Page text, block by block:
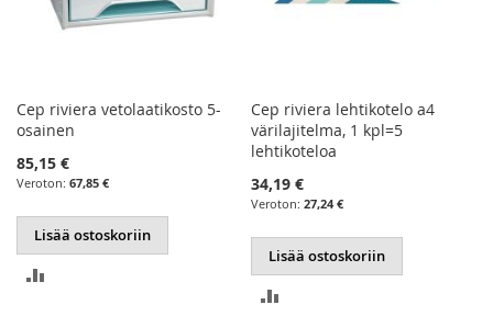
Cep riviera vetolaatikosto 5-
osainen
85,15 €
67,85 €
Lisää ostoskoriin
Cep riviera lehtikotelo a4
värilajitelma, 1 kpl=5
lehtikoteloa
34,19 €
27,24 €
Lisää ostoskoriin